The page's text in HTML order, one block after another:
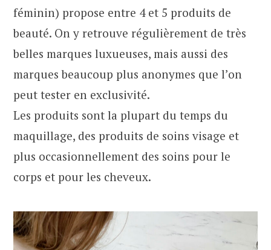
féminin) propose entre 4 et 5 produits de
beauté. On y retrouve régulièrement de très
belles marques luxueuses, mais aussi des
marques beaucoup plus anonymes que l’on
peut tester en exclusivité.
Les produits sont la plupart du temps du
maquillage, des produits de soins visage et
plus occasionnellement des soins pour le
corps et pour les cheveux.